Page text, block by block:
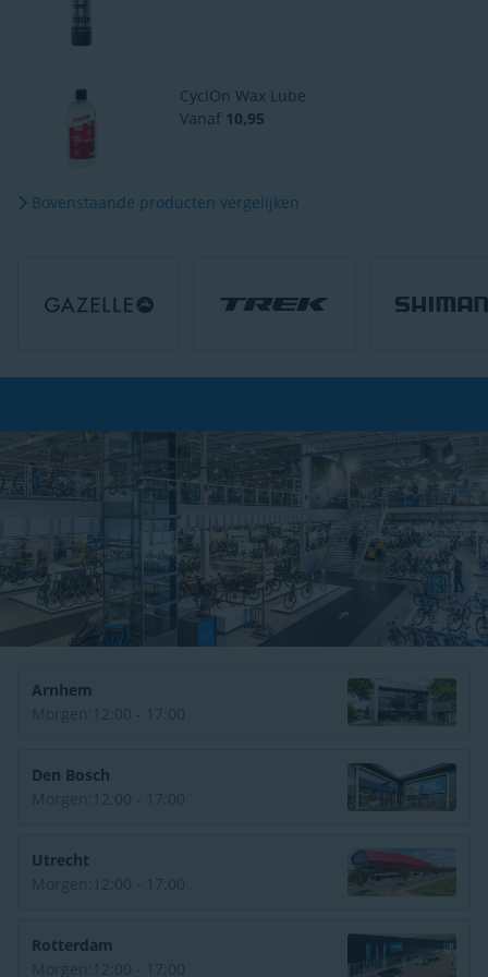
CyclOn Wax Lube
Vanaf 10,95
Bovenstaande producten vergelijken
Arnhem
Den Bosch
Utrecht
Rotterdam